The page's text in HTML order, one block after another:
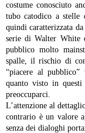
costume conosciuto
tubo catodico a stelle
quindi caratterizzata
serie di Walter White
pubblico molto
spalle, il rischio di
“piacere al pubblico”
quanto visto in
preoccuparci.
L’attenzione al
contrario è un valore
senza dei dialoghi